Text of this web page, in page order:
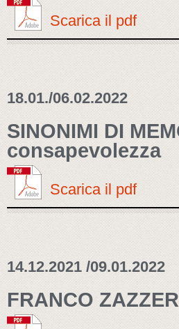
Scarica il pdf
18.01./06.02.2022
SINONIMI DI
consapevolezza
Scarica il pdf
14.12.2021 /09.01.2022
FRANCO